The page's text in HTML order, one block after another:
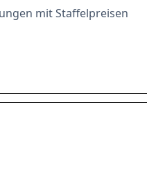
mit Staffelpreisen